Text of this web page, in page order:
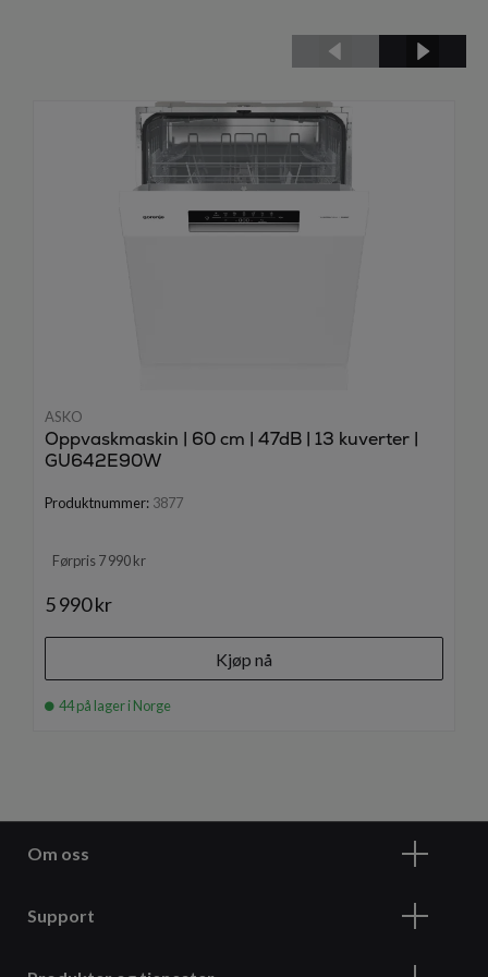
ASKO
Oppvaskmaskin | 60 cm | 47dB | 13 kuverter |
GU642E90W
Produktnummer: 3877
Førpris 7 990 kr
5 990 kr
Kjøp nå
44 på lager i Norge
Om oss
Support